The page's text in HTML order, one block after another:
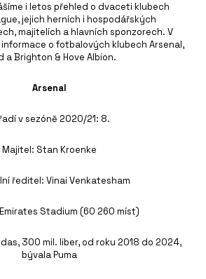
i letos přehled o dvaceti klubech
jejich herních i hospodářských
majitelích a hlavních sponzorech. V
o fotbalových klubech Arsenal,
a Brighton & Hove Albion.
Arsenal
v sezóně 2020/21: 8.
Majitel: Stan Kroenke
ředitel: Vinai Venkatesham
Stadium (60 260 míst)
300 mil. liber, od roku 2018 do 2024,
bývala Puma